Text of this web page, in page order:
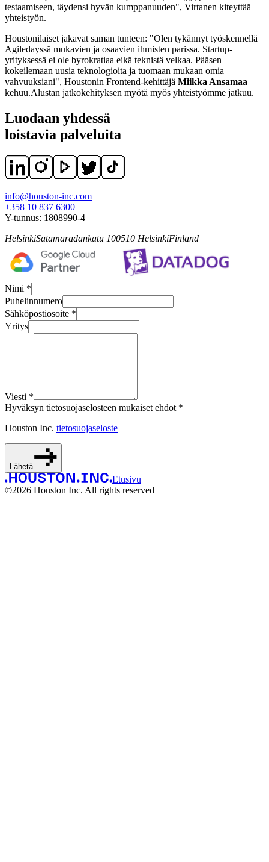
testaamiseen, täydensi hyvän kumppanuuden", Virtanen kiteyttää
yhteistyön.
Houstonilaiset jakavat saman tunteen: "Olen tykännyt työskennellä
Agiledayssä mukavien ja osaavien ihmisten parissa. Startup-
yrityksessä ei ole byrokratiaa eikä teknistä velkaa. Pääsen
kokeilemaan uusia teknologioita ja tuomaan mukaan omia
vahvuuksiani", Houstonin Frontend-kehittäjä Miikka Ansamaa
kehuu.Alustan jatkokehityksen myötä myös yhteistyömme jatkuu.
Luodaan yhdessä
loistavia palveluita
info@houston-inc.com
+358 10 837 6300
Y-tunnus: 1808990-4
HelsinkiSatamaradankatu 100510 HelsinkiFinland
Nimi *
Puhelinnumero
Sähköpostiosoite *
Yritys
Viesti *
Hyväksyn tietosuojaselosteen mukaiset ehdot *
Houston Inc. tietosuojaseloste
Lähetä
Etusivu
©2026 Houston Inc. All rights reserved